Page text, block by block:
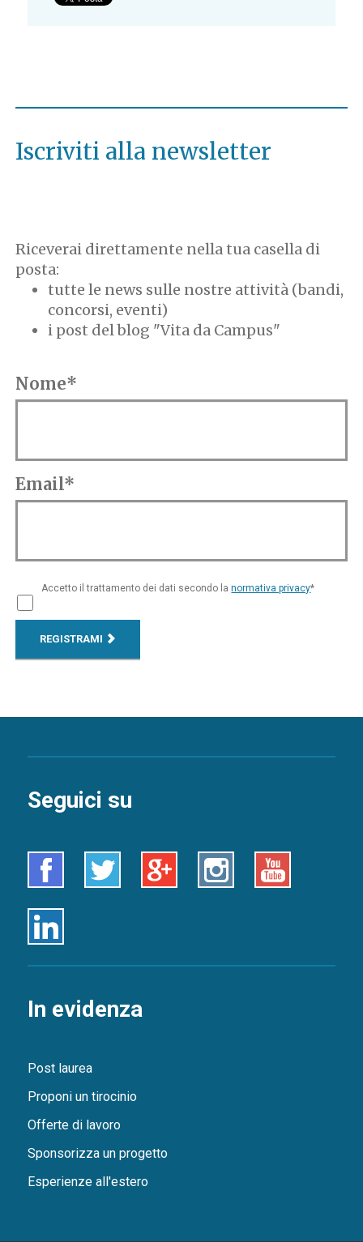
Iscriviti alla newsletter
Riceverai direttamente nella tua casella di
posta:
tutte le news sulle nostre attività (bandi,
concorsi, eventi)
i post del blog "Vita da Campus"
Nome*
Email*
Accetto il trattamento dei dati secondo lanormativa privacy*
REGISTRAMI
Seguici su
Facebook Twitter Google+ Instagram Youtube
Linkedin
In evidenza
Post laurea
Proponi un tirocinio
Offerte di lavoro
Sponsorizza un progetto
Esperienze all'estero